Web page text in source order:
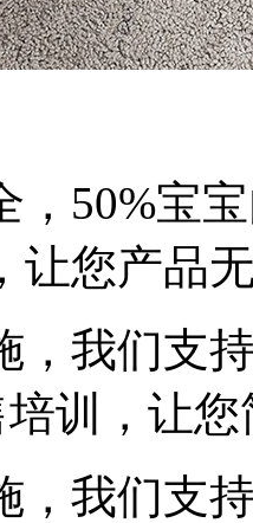
，50%宝
让您产品
，我们支
训，让
，我们支